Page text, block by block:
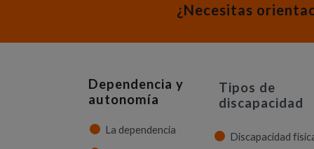
¿Necesitas
Dependencia y
autonomía
La dependencia
Tipos de
discapacidad
Discapacidad